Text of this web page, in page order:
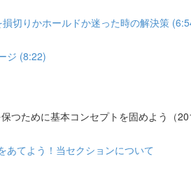
切りかホールドか迷った時の解決策
ジ (8:22)
つために基本コンセプトを固めよう（
あてよう！当セクションについて